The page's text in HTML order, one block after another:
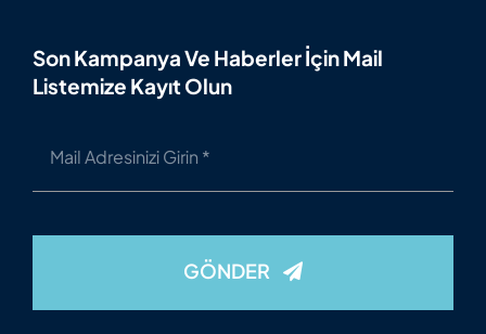
Son Kampanya Ve Haberler İçin Mail
Listemize Kayıt Olun
GÖNDER